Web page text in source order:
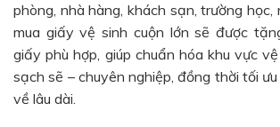
phòng, nhà hàng, khách sạn, trường học,
mua giấy vệ sinh cuộn lớn sẽ được
giấy phù hợp, giúp chuẩn hóa khu vực
sạch sẽ – chuyên nghiệp, đồng thời tối
về lâu dài.